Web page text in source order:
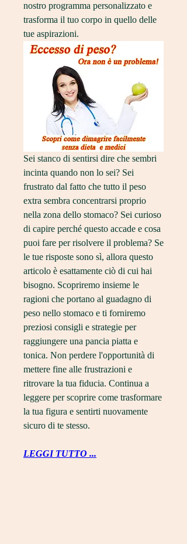
nostro programma personalizzato e
trasforma il tuo corpo in quello delle
tue aspirazioni.
Sei stanco di sentirsi dire che sembri
incinta quando non lo sei? Sei
frustrato dal fatto che tutto il peso
extra sembra concentrarsi proprio
nella zona dello stomaco? Sei curioso
di capire perché questo accade e cosa
puoi fare per risolvere il problema? Se
le tue risposte sono sì, allora questo
articolo è esattamente ciò di cui hai
bisogno. Scopriremo insieme le
ragioni che portano al guadagno di
peso nello stomaco e ti forniremo
preziosi consigli e strategie per
raggiungere una pancia piatta e
tonica. Non perdere l'opportunità di
mettere fine alle frustrazioni e
ritrovare la tua fiducia. Continua a
leggere per scoprire come trasformare
la tua figura e sentirti nuovamente
sicuro di te stesso.
LEGGI TUTTO ...